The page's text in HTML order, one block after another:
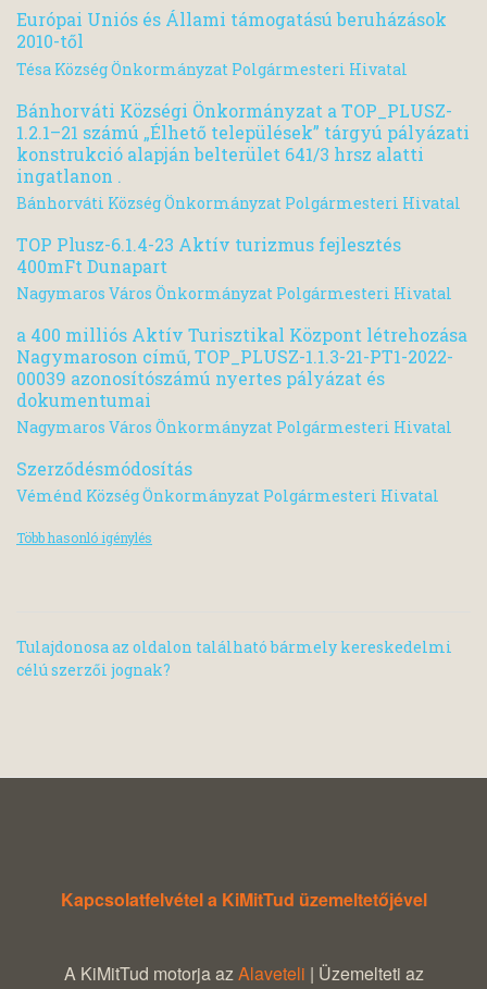
Európai Uniós és Állami támogatású beruházások
2010-től
Tésa Község Önkormányzat Polgármesteri Hivatal
Bánhorváti Községi Önkormányzat a TOP_PLUSZ-
1.2.1–21 számú „Élhető települések” tárgyú pályázati
konstrukció alapján belterület 641/3 hrsz alatti
ingatlanon .
Bánhorváti Község Önkormányzat Polgármesteri Hivatal
TOP Plusz-6.1.4-23 Aktív turizmus fejlesztés
400mFt Dunapart
Nagymaros Város Önkormányzat Polgármesteri Hivatal
a 400 milliós Aktív Turisztikal Központ létrehozása
Nagymaroson című, TOP_PLUSZ-1.1.3-21-PT1-2022-
00039 azonosítószámú nyertes pályázat és
dokumentumai
Nagymaros Város Önkormányzat Polgármesteri Hivatal
Szerződésmódosítás
Véménd Község Önkormányzat Polgármesteri Hivatal
Több hasonló igénylés
Tulajdonosa az oldalon található bármely kereskedelmi
célú szerzői jognak?
Kapcsolatfelvétel a KiMitTud üzemeltetőjével
A KiMitTud motorja azAlaveteli | Üzemelteti az